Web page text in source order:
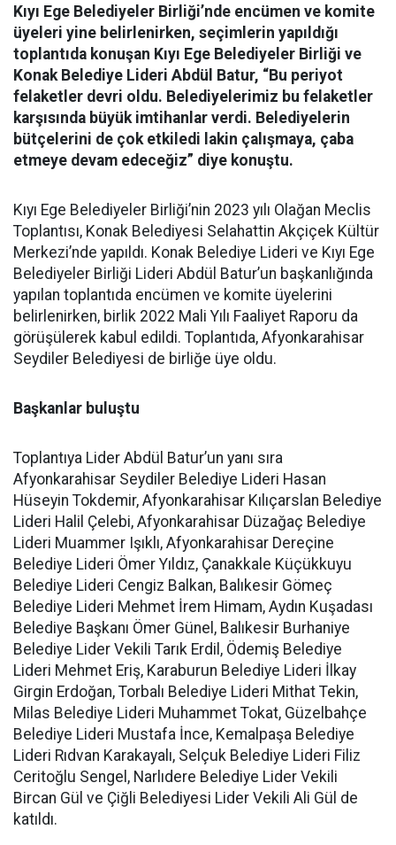
Kıyı Ege Belediyeler Birliği’nde encümen ve komite
üyeleri yine belirlenirken, seçimlerin yapıldığı
toplantıda konuşan Kıyı Ege Belediyeler Birliği ve
Konak Belediye Lideri Abdül Batur, “Bu periyot
felaketler devri oldu. Belediyelerimiz bu felaketler
karşısında büyük imtihanlar verdi. Belediyelerin
bütçelerini de çok etkiledi lakin çalışmaya, çaba
etmeye devam edeceğiz” diye konuştu.
Kıyı Ege Belediyeler Birliği’nin 2023 yılı Olağan Meclis
Toplantısı, Konak Belediyesi Selahattin Akçiçek Kültür
Merkezi’nde yapıldı. Konak Belediye Lideri ve Kıyı Ege
Belediyeler Birliği Lideri Abdül Batur’un başkanlığında
yapılan toplantıda encümen ve komite üyelerini
belirlenirken, birlik 2022 Mali Yılı Faaliyet Raporu da
görüşülerek kabul edildi. Toplantıda, Afyonkarahisar
Seydiler Belediyesi de birliğe üye oldu.
Başkanlar buluştu
Toplantıya Lider Abdül Batur’un yanı sıra
Afyonkarahisar Seydiler Belediye Lideri Hasan
Hüseyin Tokdemir, Afyonkarahisar Kılıçarslan Belediye
Lideri Halil Çelebi, Afyonkarahisar Düzağaç Belediye
Lideri Muammer Işıklı, Afyonkarahisar Dereçine
Belediye Lideri Ömer Yıldız, Çanakkale Küçükkuyu
Belediye Lideri Cengiz Balkan, Balıkesir Gömeç
Belediye Lideri Mehmet İrem Himam, Aydın Kuşadası
Belediye Başkanı Ömer Günel, Balıkesir Burhaniye
Belediye Lider Vekili Tarık Erdil, Ödemiş Belediye
Lideri Mehmet Eriş, Karaburun Belediye Lideri İlkay
Girgin Erdoğan, Torbalı Belediye Lideri Mithat Tekin,
Milas Belediye Lideri Muhammet Tokat, Güzelbahçe
Belediye Lideri Mustafa İnce, Kemalpaşa Belediye
Lideri Rıdvan Karakayalı, Selçuk Belediye Lideri Filiz
Ceritoğlu Sengel, Narlıdere Belediye Lider Vekili
Bircan Gül ve Çiğli Belediyesi Lider Vekili Ali Gül de
katıldı.